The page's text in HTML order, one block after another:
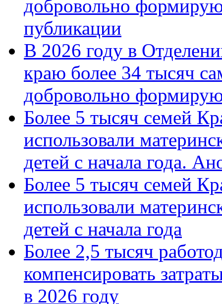
добровольно
публикации
В 2026 году в
краю более 34 тысяч
добровольно
Более 5 тысяч семей
использовали
детей с начала года.
Более 5 тысяч семей
использовали
детей с начала года
Более 2,5 тысяч
компенсировать
в 2026 году